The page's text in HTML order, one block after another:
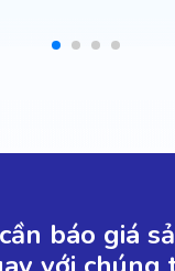
báo giá